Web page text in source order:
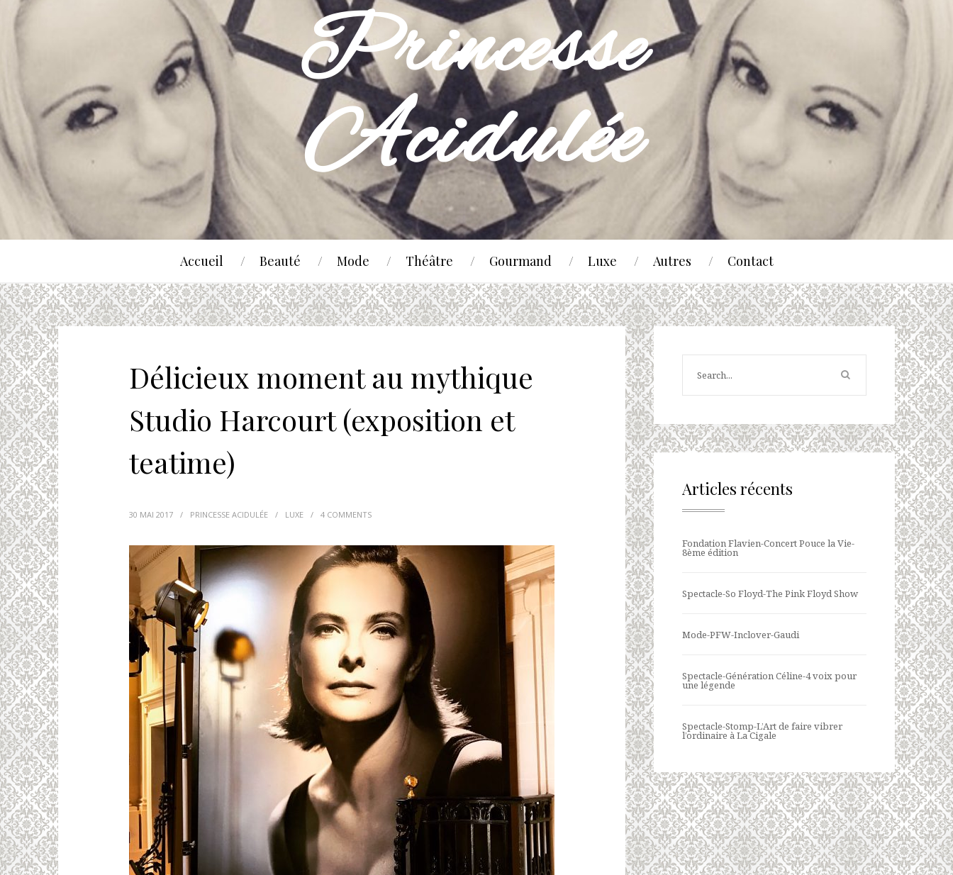
Accueil Beauté Mode Théâtre Gourmand Luxe Autres Contact
Délicieux moment au mythique
Studio Harcourt (exposition et
teatime)
30 MAI 2017 / PRINCESSE ACIDULÉE / LUXE / 4 COMMENTS
Articles récents
Fondation Flavien-Concert Pouce la Vie-
8ème édition
Spectacle-So Floyd-The Pink Floyd Show
Mode-PFW-Inclover-Gaudi
Spectacle-Génération Céline-4 voix pour
une légende
Spectacle-Stomp-L’Art de faire vibrer
l’ordinaire à La Cigale